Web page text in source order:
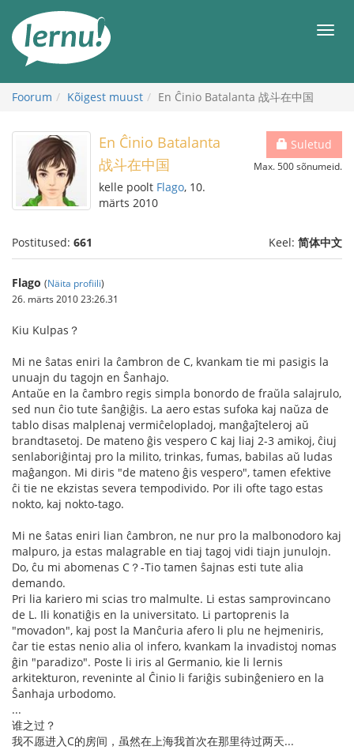
juurde
Foorum Kõigest muust En Ĉinio Batalanta 战斗在中国
Suletud
Max. 500 sõnumeid.
En Ĉinio Batalanta
战斗在中国
kelle poolt Flago, 10.
märts 2010
Postitused: 661 Keel: 简体中文
Flago (Näita profiili)
26. märts 2010 23:26.31
Kiu Kulpas？
Mi ne ŝatas eniri la ĉambron de C, kvankam tie mi pasigis la
unuajn du tagojn en Ŝanhajo.
Antaŭe en la ĉambro regis simpla bonordo de fraŭla salajrulo,
sed nun ĉio tute ŝanĝiĝis. La aero estas sufoka kaj naŭza de
tablo disas malplenaj vermiĉelopladoj, manĝaĵteleroj aŭ
brandtasetoj. De mateno ĝis vespero C kaj liaj 2-3 amikoj, ĉiuj
senlaboriĝintaj pro la milito, trinkas, fumas, babilas aŭ ludas
maĝangon. Mi diris "de mateno ĝis vespero", tamen efektive
ĉi tie ne ekzistas severa tempodivido. Por ili ofte tago estas
nokto, kaj nokto-tago.
Mi ne ŝatas eniri lian ĉambron, ne nur pro la malbonodoro kaj
malpuro, ja estas malagrable en tiaj tagoj vidi tiajn junulojn.
Do, ĉu mi abomenas C？-Tio tamen ŝajnas esti tute alia
demando.
Pri lia kariero mi scias tro malmulte. Li estas samprovincano
de L. Ili konatiĝis en la universitato. Li partoprenis la
"movadon", kaj post la Manĉuria afero li plu ne hejmeniris,
ĉar tie estas nenio alia ol infero, kvankam la invadistoj nomas
ĝin "paradizo". Poste li iris al Germanio, kie li lernis
arkitekturon, reveninte al Ĉinio li fariĝis subinĝeniero en la
Ŝanhaja urbodomo.
...
谁之过？
我不愿进入C的房间，虽然在上海我首次在那里待过两天...